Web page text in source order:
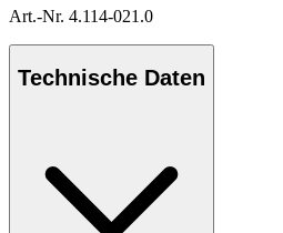
Art.-Nr. 4.114-021.0
Technische Daten